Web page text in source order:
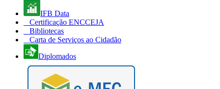
IFB Data
Certificação ENCCEJA
Bibliotecas
Carta de Serviços ao Cidadão
Diplomados